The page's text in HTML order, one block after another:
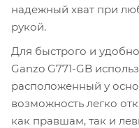
надежный хват при
рукой.
Для быстрого и
Ganzo G771-GB
расположенный у
возможность легко
как правшам, так и